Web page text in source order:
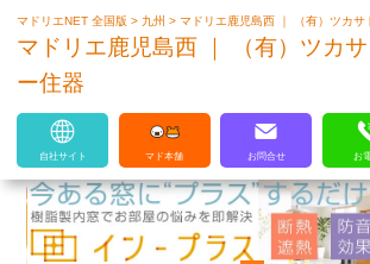
マドリエはLIXILの厳しい基準を
クリアした住まいのプロ集団です
マドリエNET 全国版> 九州>マドリエ鹿児島西 ｜ （有）ツカサ
マドリエ鹿児島西 ｜ （有）ツカ
ー住器
自社サイト マド本舗 お問合せ お